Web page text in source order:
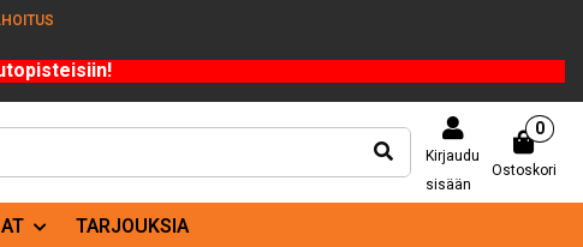
Kirjaudu
sisään
Ostoskori
0
TARJOUKSIA